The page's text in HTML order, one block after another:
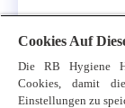
Cillit
Cookies Auf
Die RB Hygiene
Cookies, damit
Einstellungen zu